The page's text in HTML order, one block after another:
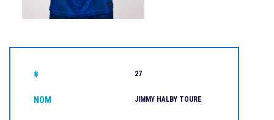
# 27
NOM JIMMY HALBY TOURE